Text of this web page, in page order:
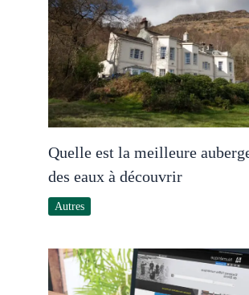
Quelle est la meilleure
des eaux à découvrir
Autres